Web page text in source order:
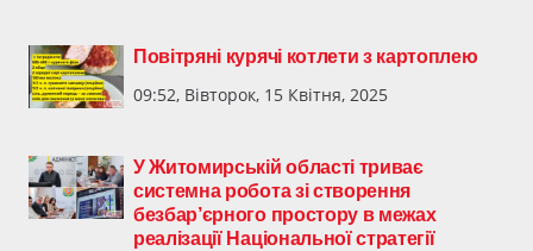
Повітряні курячі котлети з картоплею
09:52, Вівторок, 15 Квітня, 2025
У Житомирській області триває
системна робота зі створення
безбар’єрного простору в межах
реалізації Національної стратегії